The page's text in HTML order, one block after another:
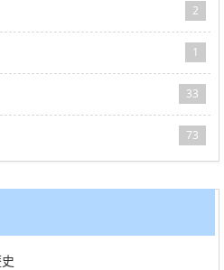
2
1
33
73